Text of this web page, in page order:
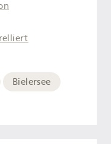
Bielersee